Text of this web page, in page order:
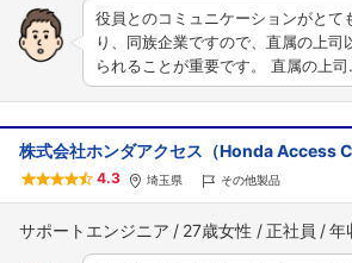
役員とのコミュニケーションがとて
り、同族企業ですので、直属の上司
られることが重要です。 直属の上
株式会社ホンダアクセス（Honda Access
4.3 埼玉県 その他製品
サポートエンジニア 27歳女性 正社員 年